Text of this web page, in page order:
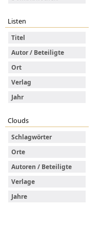
Listen
Titel
Autor / Beteiligte
Ort
Verlag
Jahr
Clouds
Schlagwörter
Orte
Autoren / Beteiligte
Verlage
Jahre